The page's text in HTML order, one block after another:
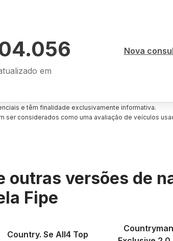
em
Nova
e têm finalidade exclusivamente informativa.
ser considerados como uma avaliação de veículos
outras versões de
Fipe
Country. Se All4 Top